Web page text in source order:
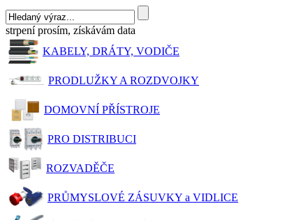
strpení prosím, získávám data
KABELY, DRÁTY, VODIČE
PRODLUŽKY A ROZDVOJKY
DOMOVNÍ PŘÍSTROJE
PRO DISTRIBUCI
ROZVADĚČE
PRŮMYSLOVÉ ZÁSUVKY a VIDLICE